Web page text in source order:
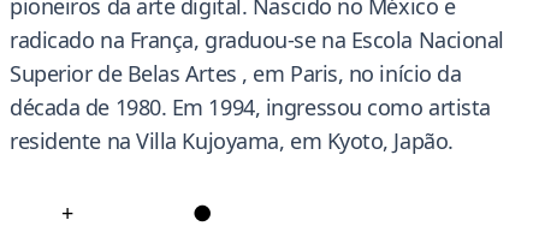
pioneiros da arte digital. Nascido no México e
radicado na França, graduou-se na Escola Nacional
Superior de Belas Artes , em Paris, no início da
década de 1980. Em 1994, ingressou como artista
residente na Villa Kujoyama, em Kyoto, Japão.
+ ●